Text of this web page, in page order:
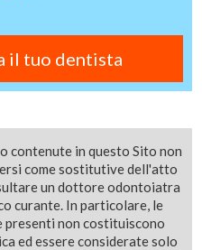
il tuo dentista
contenute in questo Sito non
come sostitutive dell'atto
un dottore odontoiatra
curante. In particolare, le
presenti non costituiscono
ed essere considerate solo